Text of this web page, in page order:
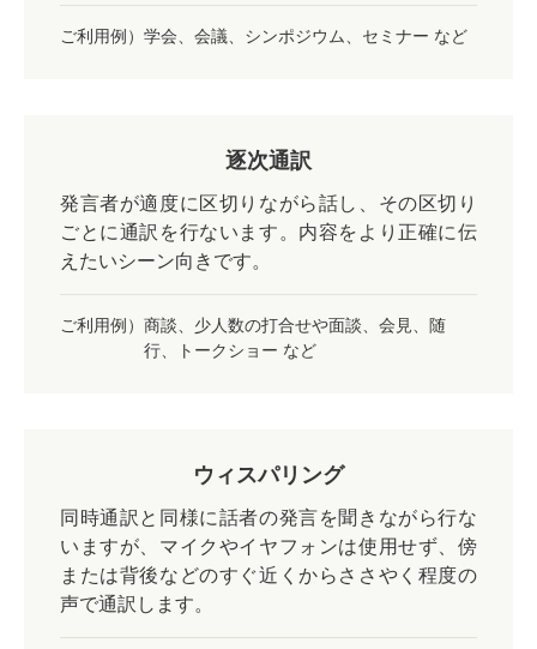
ご利用例）学会、会議、シンポジウム、セミナー など
逐次通訳
発言者が適度に区切りながら話し、その区切り
ごとに通訳を行ないます。内容をより正確に伝
えたいシーン向きです。
ご利用例）商談、少人数の打合せや面談、会見、随
行、トークショー など
ウィスパリング
同時通訳と同様に話者の発言を聞きながら行な
いますが、マイクやイヤフォンは使用せず、傍
または背後などのすぐ近くからささやく程度の
声で通訳します。